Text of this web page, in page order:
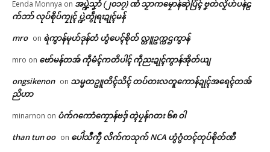
ဥဒါန် ကဝ်လိက်ကောန်ဂကူမန်
In "ပရိုၚ်"
Eenda Monnya on အပ္ဍဲသၞာံ (၂၀၁၇) ဏံ သၟာကမၠောန်ဆုဲပြံၚ် ဗၞတ်လၟိဟ်ပန်ဠ
က်ဘာ် လုပ်စိုပ်ကၠုၚ် ပ္ဍဲတွဵုရးဍုၚ်မန်
mro on ရဲကွာန်မုဟ်ဒုန်တံ ဟွံပေၚ်စိုတ် လ္တူဥက္ကဌကွာန်
mro on ဗော်မန်တအ် ကဵုမံၚ်ကတိပါၚ် ကဵုညးဍုၚ်ကွာန်အိုတ်ယျ
ongsikenon on သမ္မတဥူတိၚ်သိၚ် တပ်တးလတူကောန်ဍုၚ်အရေၚ်တအ်
ညိဟာ
minarnon on ပံက်ဂကောံကၠောန်ဗဒှ် တ္ၚဲပၠန်ဂတး ၆၈ ဝါ
than tun oo on ပေါဲသဳကၠဳ လိက်ကသုက် NCA ဟွံဂွံတၚ်တုပ်စိုတ်ဏီ